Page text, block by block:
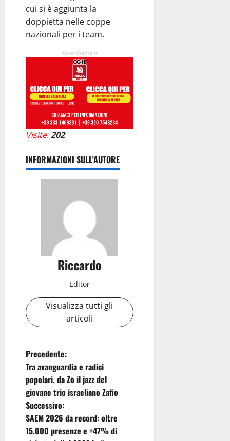
cui si è aggiunta la
doppietta nelle coppe
nazionali per i team.
Advertisement
Visite:202
INFORMAZIONI SULL'AUTORE
Riccardo
Editor
Visualizza tutti gli
articoli
N
a
v
i
Precedente:
Tra avanguardia e radici
popolari, da Zō il jazz del
giovane trio israeliano Zafio
Successivo:
SAEM 2026 da record: oltre
15.000 presenze e +47% di